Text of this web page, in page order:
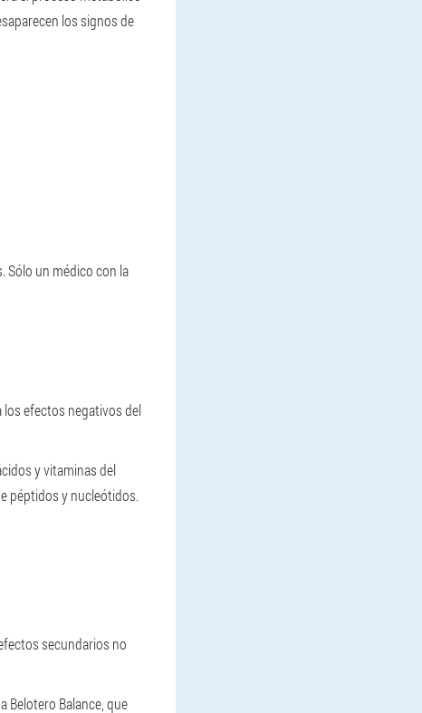
los signos de
Sólo un médico con la
los efectos negativos del
y vitaminas del
péptidos y nucleótidos.
secundarios no
Belotero Balance, que